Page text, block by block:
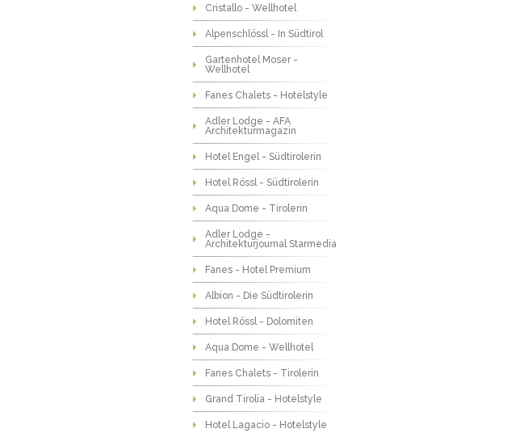
Cristallo - Wellhotel
Alpenschlössl - In Südtirol
Gartenhotel Moser -
Wellhotel
Fanes Chalets - Hotelstyle
Adler Lodge - AFA
Architekturmagazin
Hotel Engel - Südtirolerin
Hotel Rössl - Südtirolerin
Aqua Dome - Tirolerin
Adler Lodge -
Architekturjournal Starmedia
Fanes - Hotel Premium
Albion - Die Südtirolerin
Hotel Rössl - Dolomiten
Aqua Dome - Wellhotel
Fanes Chalets - Tirolerin
Grand Tirolia - Hotelstyle
Hotel Lagacio - Hotelstyle